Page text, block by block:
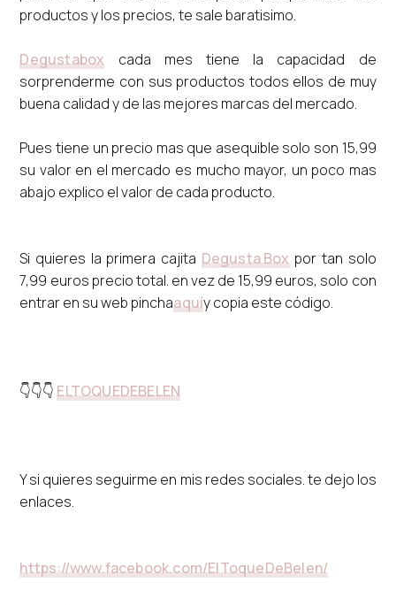
productos y los precios, te sale baratisimo.
Degustabox cada mes tiene la capacidad de
sorprenderme con sus productos todos ellos de muy
buena calidad y de las mejores marcas del mercado.
Pues tiene un precio mas que asequible solo son 15,99
su valor en el mercado es mucho mayor, un poco mas
abajo explico el valor de cada producto.
Si quieres la primera cajita Degusta Boxpor tan solo
7,99 euros precio total. en vez de 15,99 euros, solo con
entrar en su web pinchaaquíy copia este código.
👇👇👇ELTOQUEDEBELEN
Y si quieres seguirme en mis redes sociales. te dejo los
enlaces.
https://www.facebook.com/ElToqueDeBelen/